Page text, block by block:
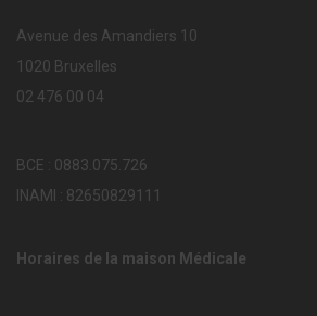
Avenue des Amandiers 10
1020 Bruxelles
02 476 00 04
BCE : 0883.075.726
INAMI : 82650829111
Horaires de la maison Médicale